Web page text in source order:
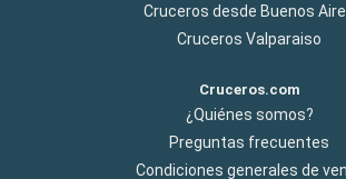
Cruceros desde Buenos
Cruceros Valparaiso
Cruceros.com
¿Quiénes somos?
Preguntas frecuentes
Condiciones generales de